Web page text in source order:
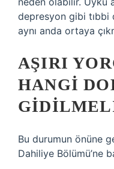
depresyon gibi tıbbi
aynı anda ortaya
AŞIRI
HANGI
Bu durumun önüne
Dahiliye Bölümü’ne